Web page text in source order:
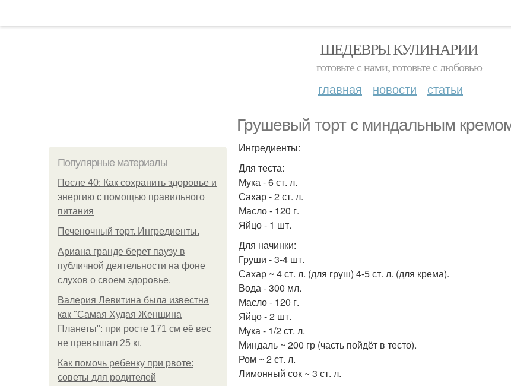
ШЕДЕВРЫ КУЛИНАРИИ
готовьте с нами, готовьте с любовью
главная новости статьи
Грушевый торт с миндальным
Популярные материалы
После 40: Как сохранить здоровье и
энергию с помощью правильного
питания
Печеночный торт. Ингредиенты.
Ариана гранде берет паузу в
публичной деятельности на фоне
слухов о своем здоровье.
Валерия Левитина была известна
как "Самая Худая Женщина
Планеты": при росте 171 см её вес
не превышал 25 кг.
Как помочь ребенку при рвоте:
советы для родителей
Ингредиенты:
Для теста:
Мука - 6 ст. л.
Сахар - 2 ст. л.
Масло - 120 г.
Яйцо - 1 шт.
Для начинки:
Груши - 3-4 шт.
Сахар ~ 4 ст. л. (для груш) 4-5 ст. л. (для крема).
Вода - 300 мл.
Масло - 120 г.
Яйцо - 2 шт.
Мука - 1/2 ст. л.
Миндаль ~ 200 гр (часть пойдёт в тесто).
Ром ~ 2 ст. л.
Лимонный сок ~ 3 ст. л.